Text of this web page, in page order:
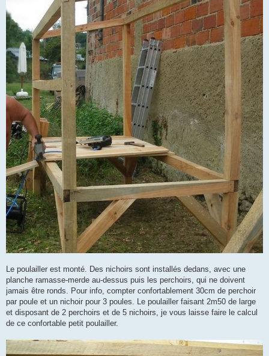
Le poulailler est monté. Des nichoirs sont installés dedans, avec une
planche ramasse-merde au-dessus puis les perchoirs, qui ne doivent
jamais être ronds. Pour info, compter confortablement 30cm de perchoir
par poule et un nichoir pour 3 poules. Le poulailler faisant 2m50 de large
et disposant de 2 perchoirs et de 5 nichoirs, je vous laisse faire le calcul
de ce confortable petit poulailler.